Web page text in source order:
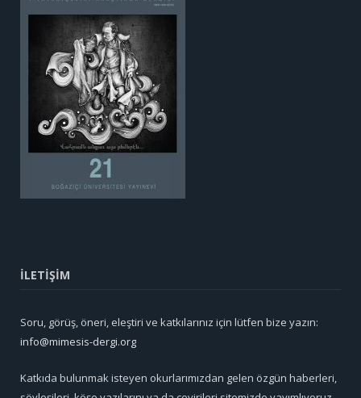
İLETİŞİM
Soru, görüş, öneri, eleştiri ve katkılarınız için lütfen bize yazın:
info@mimesis-dergi.org
Katkıda bulunmak isteyen okurlarımızdan gelen özgün haberleri,